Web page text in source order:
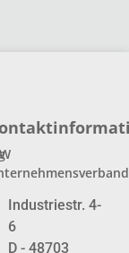
Industriestr. 4-
6
D - 48703